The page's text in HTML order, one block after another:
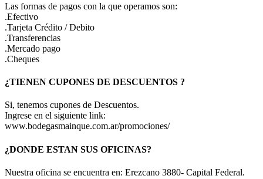
Las formas de pagos con la que operamos son:
.Efectivo
.Tarjeta Crédito / Debito
.Transferencias
.Mercado pago
.Cheques
¿TIENEN CUPONES DE DESCUENTOS ?
Si, tenemos cupones de Descuentos.
Ingrese en el siguiente link:
www.bodegasmainque.com.ar/promociones/
¿DONDE ESTAN SUS OFICINAS?
Nuestra oficina se encuentra en: Erezcano 3880- Capital Federal.